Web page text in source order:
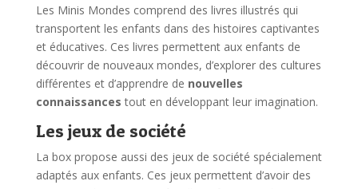
Les Minis Mondes comprend des livres illustrés qui
transportent les enfants dans des histoires captivantes
et éducatives. Ces livres permettent aux enfants de
découvrir de nouveaux mondes, d’explorer des cultures
différentes et d’apprendre de nouvelles
connaissances tout en développant leur imagination.
Les jeux de société
La box propose aussi des jeux de société spécialement
adaptés aux enfants. Ces jeux permettent d’avoir des